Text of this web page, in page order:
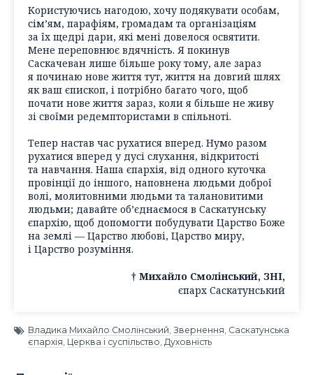
Користуючись нагодою, хочу подякувати особам,
сім’ям, парафіям, громадам та організаціям
за їх щедрі дари, які мені довелося освятити.
Мене переповнює вдячність. Я покинув
Саскачеван лише більше року тому, але зараз
я починаю нове життя тут, життя на довгий шлях
як ваш єпископ, і потрібно багато чого, щоб
почати нове життя зараз, коли я більше не живу
зі своїми редемптористами в спільноті.
Тепер настав час рухатися вперед. Нумо разом
рухатися вперед у дусі слухання, відкритості
та навчання. Наша єпархія, від одного куточка
провінції до іншого, наповнена людьми доброї
волі, молитовними людьми та талановитими
людьми; давайте об’єднаємося в Саскатунську
єпархію, щоб допомогти побудувати Царство Боже
на землі — Царство любові, Царство миру,
і Царство розуміння.
† Михайло Смолінський, ЗНІ,
єпарх Саскатунський
Владика Михайло Смолінський, Звернення, Саскатунська
єпархія, Церква і суспільство, Духовність